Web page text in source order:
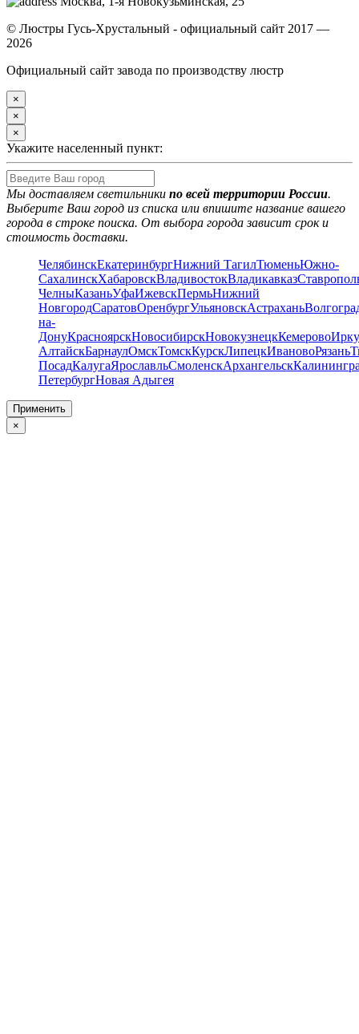
© Люстры Гусь-Хрустальный - официальный сайт 2017 —
2026
Официальный сайт завода по производству люстр
×
×
×
Укажите населенный пункт:
Мы доставляем светильники по всей территории России.
Выберите Ваш город из списка или впишите название вашего
города в строке поиска. От выбора города зависит срок и
стоимость доставки.
ЧелябинскЕкатеринбургНижний ТагилТюменьЮжно-
СахалинскХабаровскВладивостокВладикавказ
ЧелныКазаньУфаИжевскПермьНижний
НовгородСаратовОренбургУльяновскАстрахань
на-
ДонуКрасноярскНовосибирскНовокузнецкКемерово
АлтайскБарнаулОмскТомскКурскЛипецкИвановоРязань
ПосадКалугаЯрославльСмоленскАрхангельск
ПетербургНовая Адыгея
Применить
×